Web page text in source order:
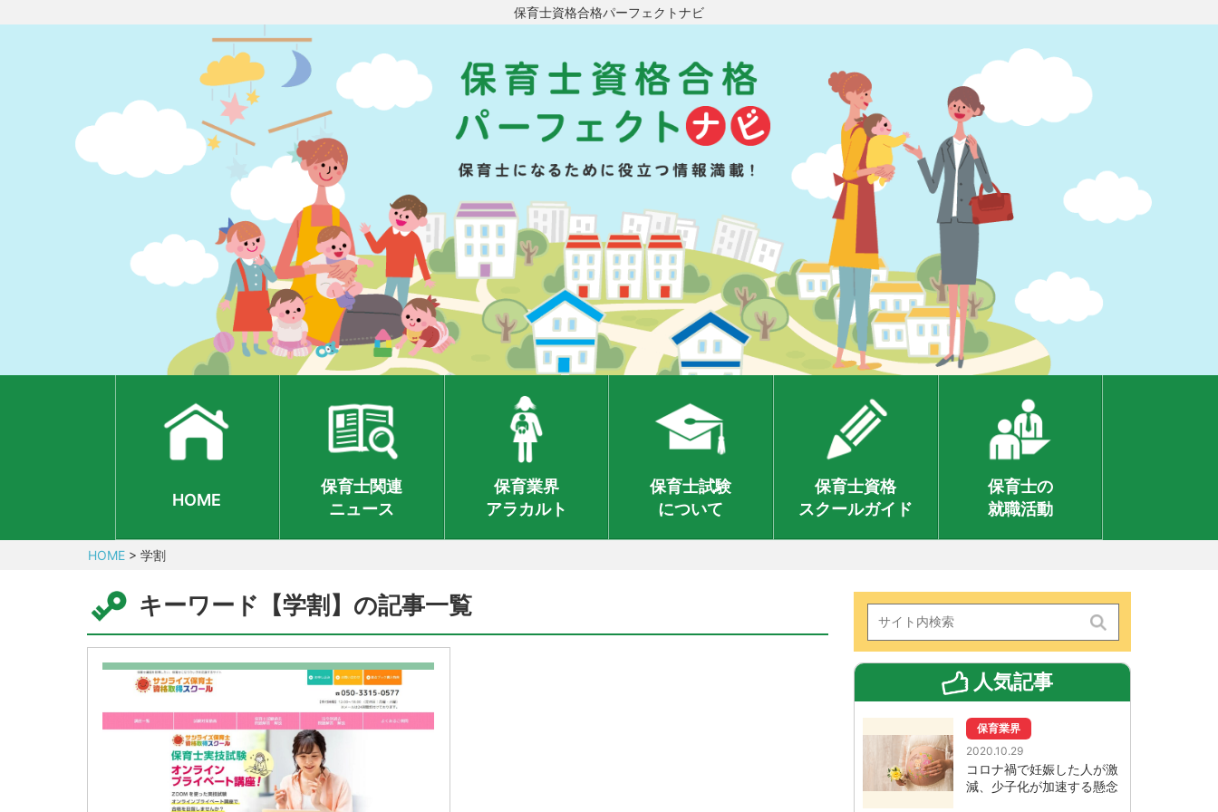
保育士資格合格パーフェクトナビ
HOME
保育士関連
ニュース
保育業界
アラカルト
保育士試験
について
保育士資格
スクールガイド
保育士の
就職活動
HOME > 学割
キーワード【学割】の記事一覧
人気記事
保育業界
2020.10.29
コロナ禍で妊娠した人が激
減、少子化が加速する懸念